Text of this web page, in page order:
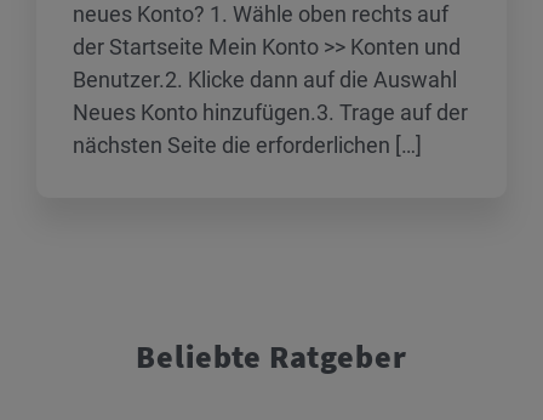
neues Konto? 1. Wähle oben rechts auf
der Startseite Mein Konto >> Konten und
Benutzer.2. Klicke dann auf die Auswahl
Neues Konto hinzufügen.3. Trage auf der
nächsten Seite die erforderlichen […]
Beliebte Ratgeber